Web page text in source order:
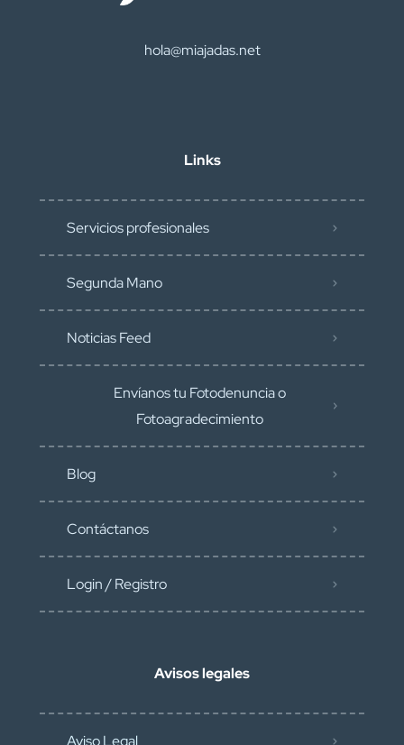
hola@miajadas.net
Links
Servicios profesionales
Segunda Mano
Noticias Feed
Envíanos tu Fotodenuncia o
Fotoagradecimiento
Blog
Contáctanos
Login / Registro
Avisos legales